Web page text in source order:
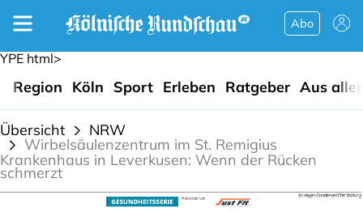
YPE html>
Region Köln Sport Erleben Ratgeber Aus
Abo
Übersicht NRW
Wirbelsäulenzentrum im St. Remigius
Krankenhaus in Leverkusen: Wenn der Rücken
schmerzt